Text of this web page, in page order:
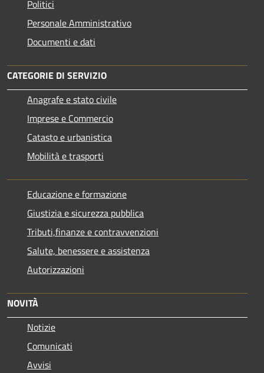
Politici
Personale Amministrativo
Documenti e dati
CATEGORIE DI SERVIZIO
Anagrafe e stato civile
Imprese e Commercio
Catasto e urbanistica
Mobilità e trasporti
Educazione e formazione
Giustizia e sicurezza pubblica
Tributi,finanze e contravvenzioni
Salute, benessere e assistenza
Autorizzazioni
NOVITÀ
Notizie
Comunicati
Avvisi